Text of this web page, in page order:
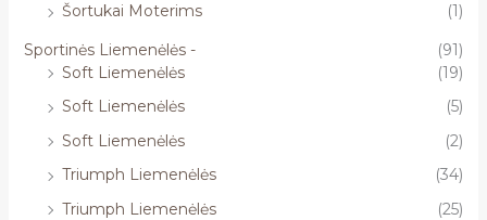
Šortukai Moterims
(1)
Sportinės Liemenėlės -
(91)
Soft Liemenėlės
(19)
Soft Liemenėlės
(5)
Soft Liemenėlės
(2)
Triumph Liemenėlės
(34)
Triumph Liemenėlės
(25)